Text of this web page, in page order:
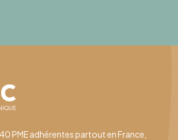
PME adhérentes partout en France,